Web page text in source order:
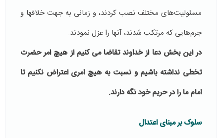
مسئولیت‌های مختلف نصب کردند، و زمانی به جهت خلافها و
جرم‌هایی که مرتکب شدند، آنها را عزل نمودند.
در این بخش دعا از خداوند تقاضا می کنیم از هیچ امر حضرت
تخطی نداشته باشیم و نسبت به هیچ امری اعتراض نکنیم تا
امام ما را در حریم خود نگه دارند.
سلوک بر مبنای اعتدال